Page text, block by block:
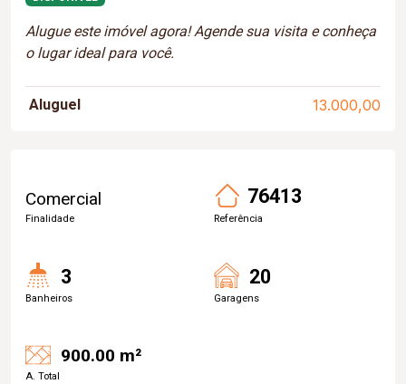
Alugue este imóvel agora! Agende sua visita e conheça
o lugar ideal para você.
Aluguel 13.000,00
Comercial
Finalidade
76413
Referência
3
Banheiros
20
Garagens
900.00 m²
A. Total